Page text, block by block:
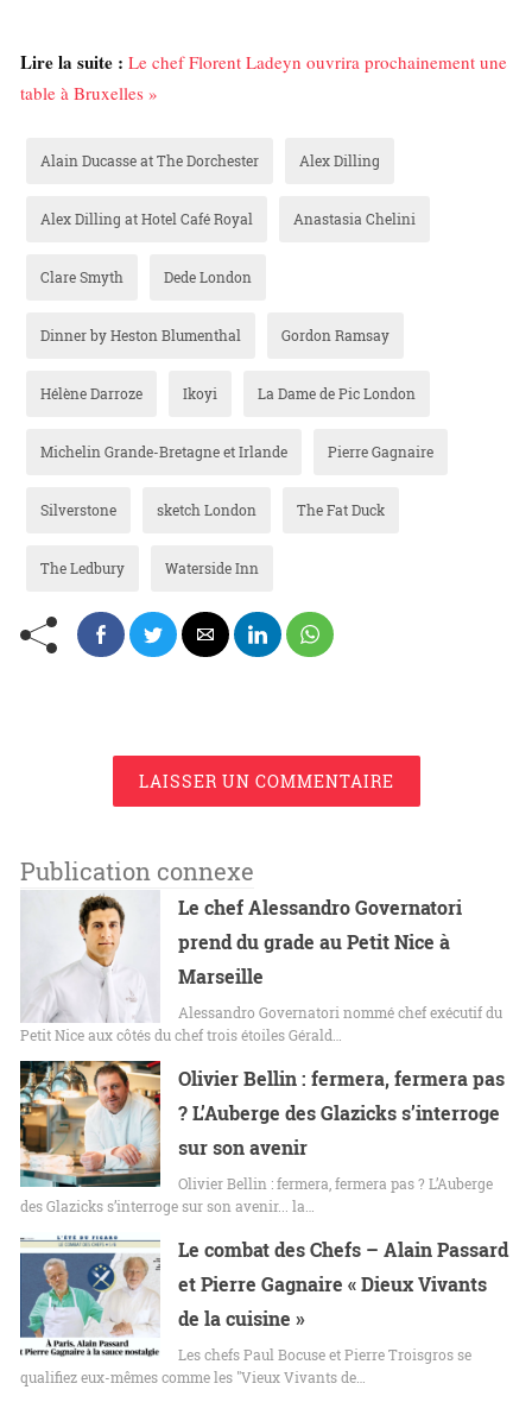
Lire la suite : Le chef Florent Ladeyn ouvrira prochainement une
table à Bruxelles »
Alain Ducasse at The Dorchester Alex Dilling
Alex Dilling at Hotel Café Royal Anastasia Chelini
Clare Smyth Dede London
Dinner by Heston Blumenthal Gordon Ramsay
Hélène Darroze Ikoyi La Dame de Pic London
Michelin Grande-Bretagne et Irlande Pierre Gagnaire
Silverstone sketch London The Fat Duck
The Ledbury Waterside Inn
LAISSER UN COMMENTAIRE
Publication connexe
Le chef Alessandro Governatori
prend du grade au Petit Nice à
Marseille
Alessandro Governatori nommé chef exécutif du
Petit Nice aux côtés du chef trois étoiles Gérald…
Olivier Bellin : fermera, fermera pas
? L’Auberge des Glazicks s’interroge
sur son avenir
Olivier Bellin : fermera, fermera pas ? L’Auberge
des Glazicks s’interroge sur son avenir... la…
Le combat des Chefs – Alain Passard
et Pierre Gagnaire « Dieux Vivants
de la cuisine »
Les chefs Paul Bocuse et Pierre Troisgros se
qualifiez eux-mêmes comme les "Vieux Vivants de…